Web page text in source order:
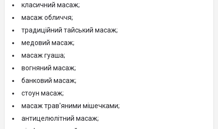
класичний масаж;
масаж обличчя;
традиційний тайський масаж;
медовий масаж;
масаж гуаша;
вогняний масаж;
банковий масаж;
стоун масаж;
масаж трав'яними мішечками;
антицелюлітний масаж;